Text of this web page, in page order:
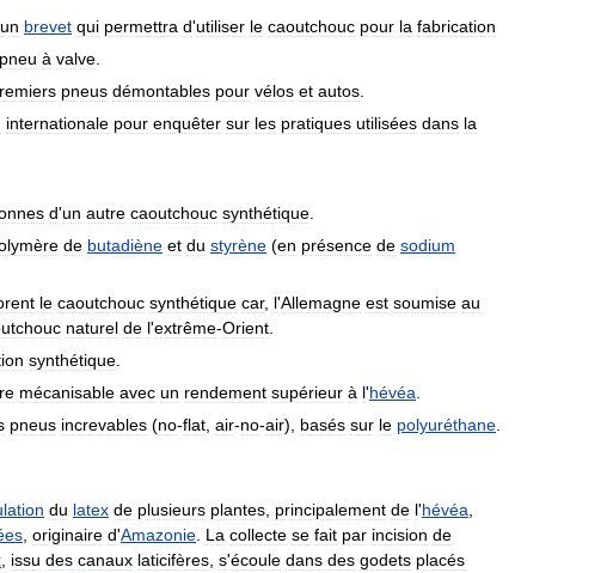
un brevet qui permettra d'utiliser le caoutchouc pour la fabrication
pneu à valve
pneus démontables pour vélos et autos
internationale pour enquêter sur les pratiques utilisées dans la
d'un autre caoutchouc synthétique
de butadiène et du styrène (en présence de sodium
le caoutchouc synthétique car, l'Allemagne est soumise au
naturel de l'extrême-Orient
synthétique
mécanisable avec un rendement supérieur à l'hévéa
pneus increvables (no-flat air-no-air), basés sur le polyuréthane
du latex de plusieurs plantes principalement de l'hévéa
originaire d'Amazonie La collecte se fait par incision de
issu des canaux laticifères s'écoule dans des godets placés